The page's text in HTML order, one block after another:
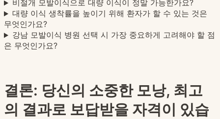
비절개 모발이식으로 대량 이식이 정말 가능한가요?
대량 이식 생착률을 높이기 위해 환자가 할 수 있는 것은
무엇인가요?
강남 모발이식 병원 선택 시 가장 중요하게 고려해야 할 점
은 무엇인가요?
결론: 당신의 소중한 모낭, 최고
의 결과로 보답받을 자격이 있습